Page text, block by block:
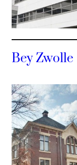
Bey Zwolle